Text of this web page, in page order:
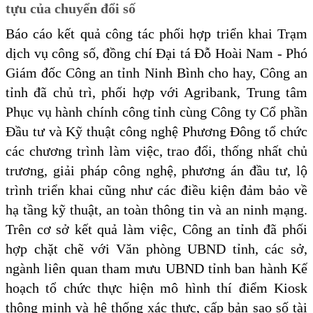
tựu của chuyển đổi số
Báo cáo kết quả công tác phối hợp triển khai Trạm
dịch vụ công số, đồng chí Đại tá Đỗ Hoài Nam - Phó
Giám đốc Công an tỉnh Ninh Bình cho hay, Công an
tỉnh đã chủ trì, phối hợp với Agribank, Trung tâm
Phục vụ hành chính công tỉnh cùng Công ty Cổ phần
Đầu tư và Kỹ thuật công nghệ Phương Đông tổ chức
các chương trình làm việc, trao đổi, thống nhất chủ
trương, giải pháp công nghệ, phương án đầu tư, lộ
trình triển khai cũng như các điều kiện đảm bảo về
hạ tầng kỹ thuật, an toàn thông tin và an ninh mạng.
Trên cơ sở kết quả làm việc, Công an tỉnh đã phối
hợp chặt chẽ với Văn phòng UBND tỉnh, các sở,
ngành liên quan tham mưu UBND tỉnh ban hành Kế
hoạch tổ chức thực hiện mô hình thí điểm Kiosk
thông minh và hệ thống xác thực, cấp bản sao số tài